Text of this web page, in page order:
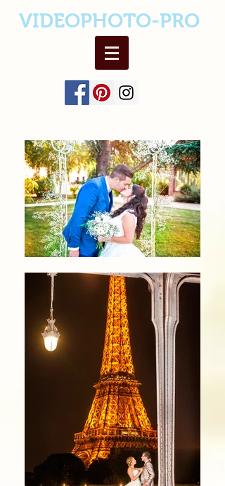
VIDEOPHOTO-PRO